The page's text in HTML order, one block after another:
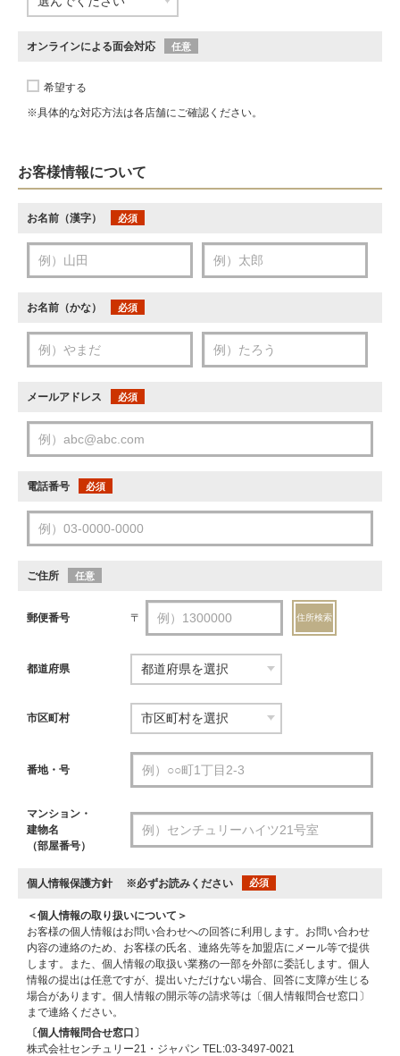
オンラインによる面会対応 任意
希望する
※具体的な対応方法は各店舗にご確認ください。
お客様情報について
お名前（漢字） 必須
お名前（かな） 必須
メールアドレス 必須
電話番号 必須
ご住所 任意
郵便番号 〒 住所検索
都道府県
市区町村
番地・号
マンション・
建物名
（部屋番号）
個人情報保護方針 ※必ずお読みください 必須
＜個人情報の取り扱いについて＞
お客様の個人情報はお問い合わせへの回答に利用します。お問い合わせ
内容の連絡のため、お客様の氏名、連絡先等を加盟店にメール等で提供
します。また、個人情報の取扱い業務の一部を外部に委託します。個人
情報の提出は任意ですが、提出いただけない場合、回答に支障が生じる
場合があります。個人情報の開示等の請求等は〔個人情報問合せ窓口〕
まで連絡ください。
〔個人情報問合せ窓口〕
株式会社センチュリー21・ジャパン TEL:03-3497-0021